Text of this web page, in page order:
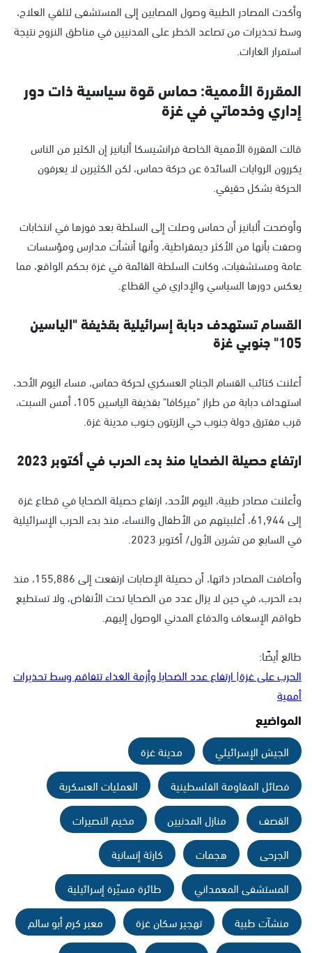
وأكدت المصادر الطبية وصول المصابين إلى المستشفى لتلقي العلاج،
وسط تحذيرات من تصاعد الخطر على المدنيين في مناطق النزوح نتيجة
استمرار الغارات.
المقررة الأممية: حماس قوة سياسية ذات دور
إداري وخدماتي في غزة
قالت المقررة الأممية الخاصة فرانشيسكا ألبانيز إن الكثير من الناس
يكررون الروايات السائدة عن حركة حماس، لكن الكثيرين لا يعرفون
الحركة بشكل حقيقي.
وأوضحت ألبانيز أن حماس وصلت إلى السلطة بعد فوزها في انتخابات
وصفت بأنها من الأكثر ديمقراطية، وأنها أنشأت مدارس ومؤسسات
عامة ومستشفيات، وكانت السلطة القائمة في غزة بحكم الواقع، مما
يعكس دورها السياسي والإداري في القطاع.
القسام تستهدف دبابة إسرائيلية بقذيفة "الياسين
105" جنوبي غزة
أعلنت كتائب القسام الجناح العسكري لحركة حماس، مساء اليوم الأحد،
استهداف دبابة من طراز "ميركافا" بقذيفة الياسين 105، أمس السبت،
قرب مفترق دولة جنوب حي الزيتون جنوب مدينة غزة.
ارتفاع حصيلة الضحايا منذ بدء الحرب في أكتوبر 2023
وأعلنت مصادر طبية، اليوم الأحد، ارتفاع حصيلة الضحايا في قطاع غزة
إلى 61,944، أغلبيتهم من الأطفال والنساء، منذ بدء الحرب الإسرائيلية
في السابع من تشرين الأول/ أكتوبر 2023.
وأضافت المصادر ذاتها، أن حصيلة الإصابات ارتفعت إلى 155,886، منذ
بدء الحرب، في حين لا يزال عدد من الضحايا تحت الأنقاض، ولا تستطيع
طواقم الإسعاف والدفاع المدني الوصول إليهم.
طالع أيضًا:
الحرب على غزة| ارتفاع عدد الضحايا وأزمة الغذاء تتفاقم وسط تحذيرات
أممية
المواضيع
الجيش الإسرائيلي
مدينة غزة
فصائل المقاومة الفلسطينية
العمليات العسكرية
القصف
منازل المدنيين
مخيم النصيرات
الجرحى
هجمات
كارثة إنسانية
المستشفى المعمداني
طائرة مسيّرة إسرائيلية
منشآت طبية
تهجير سكان غزة
معبر كرم أبو سالم